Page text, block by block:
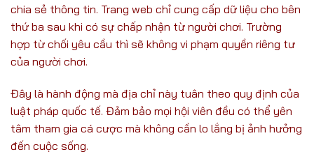
chia sẻ thông tin. Trang web chỉ cung cấp dữ liệu cho bên
thứ ba sau khi có sự chấp nhận từ người chơi. Trường
hợp từ chối yêu cầu thì sẽ không vi phạm quyền riêng tư
của người chơi.
Đây là hành động mà địa chỉ này tuân theo quy định của
luật pháp quốc tế. Đảm bảo mọi hội viên đều có thể yên
tâm tham gia cá cược mà không cần lo lắng bị ảnh hưởng
đến cuộc sống.